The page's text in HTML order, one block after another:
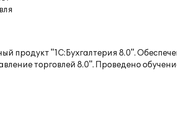
продукт "1С:Бухгалтерия 8.0".
торговлей 8.0". Проведено